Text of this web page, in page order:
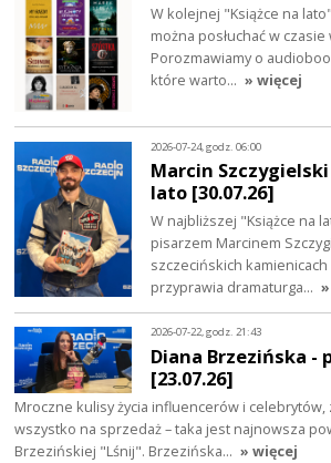
W kolejnej "Książce na
można posłuchać w
Porozmawiamy o
które warto… » więcej
2026-07-24, godz. 06:00
Marcin
lato [30.07.26]
W najbliższej "Książce na
pisarzem Marcinem
szczecińskich kamienicach
przyprawia dramaturga…
2026-07-22, godz. 21:43
Diana Brzezińska -
[23.07.26]
Mroczne kulisy życia influencerów i
wszystko na sprzedaż – taka jest najnowsza
Brzezińskiej "Lśnij". Brzezińska… » więcej